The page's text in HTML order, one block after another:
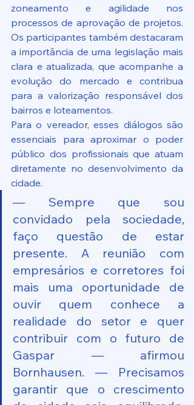
zoneamento e agilidade nos
processos de aprovação de projetos.
Os participantes também destacaram
a importância de uma legislação mais
clara e atualizada, que acompanhe a
evolução do mercado e contribua
para a valorização responsável dos
bairros e loteamentos.
Para o vereador, esses diálogos são
essenciais para aproximar o poder
público dos profissionais que atuam
diretamente no desenvolvimento da
cidade.
— Sempre que sou
convidado pela sociedade,
faço questão de estar
presente. A reunião com
empresários e corretores foi
mais uma oportunidade de
ouvir quem conhece a
realidade do setor e quer
contribuir com o futuro de
Gaspar — afirmou
Bornhausen. — Precisamos
garantir que o crescimento